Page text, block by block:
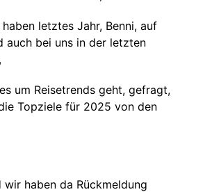
letztes Jahr, Benni, auf
auch bei uns in der letzten
um Reisetrends geht, gefragt,
Topziele für 2025 von den
wir haben da Rückmeldung